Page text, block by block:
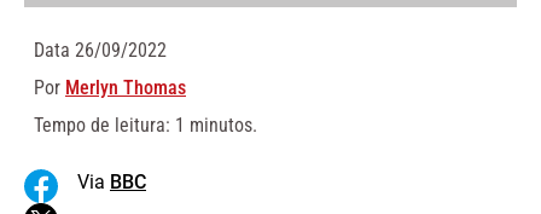
Data 26/09/2022
Por Merlyn Thomas
Tempo de leitura: 1 minutos.
Via BBC